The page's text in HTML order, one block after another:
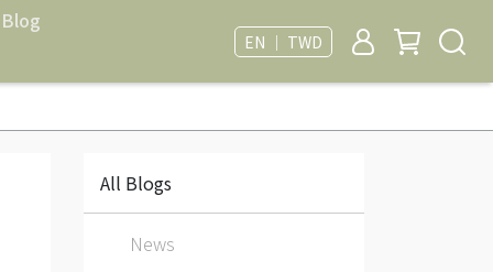
Blog
EN ｜ TWD
All Blogs
News